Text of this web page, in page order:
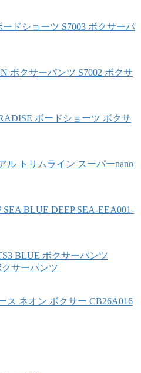
ドショーツ S7003 ボクサーパ
ボクサーパンツ S7002 ボクサ
ボードショーツ ボクサ
ル トリムライン スーパーnano
BLUE DEEP SEA-EEA001-
BLUE ボクサーパンツ
クサーパンツ
ス ネオン ボクサー CB26A016